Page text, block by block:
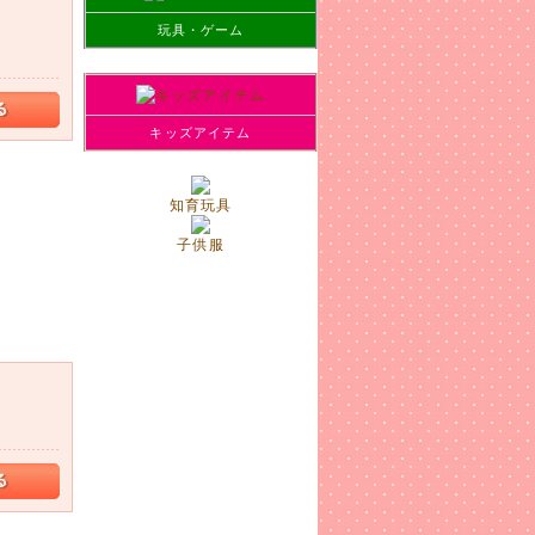
ござ
玩具・ゲーム
キッズアイテム
知育玩具
子供服